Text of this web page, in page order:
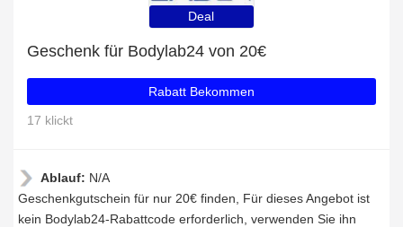
Deal
Geschenk für Bodylab24 von 20€
Rabatt Bekommen
17 klickt
Ablauf: N/A
Geschenkgutschein für nur 20€ finden, Für dieses Angebot ist
kein Bodylab24-Rabattcode erforderlich, verwenden Sie ihn